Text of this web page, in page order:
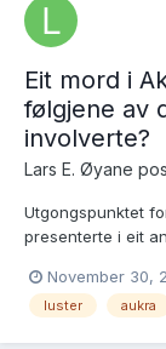
Eit mord i
følgjene av
involverte?
Lars E. Øyane
Utgongspunktet
presenterte i eit
som er delar av
November 30,
luster aukra